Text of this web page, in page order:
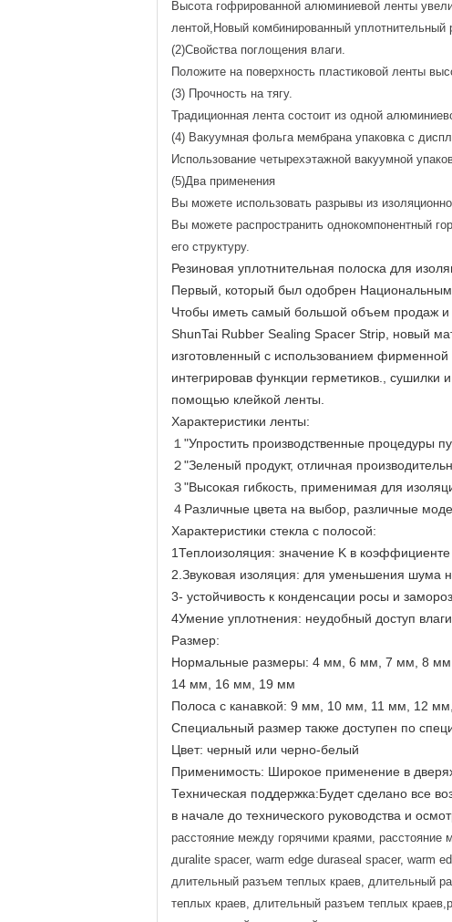
Высота гофрированной алюминиевой ленты
лентой,Новый комбинированный
(2)Свойства поглощения влаги.
Положите на поверхность пластиковой ленты
(3) Прочность на тягу.
Традиционная лента состоит из одной
(4) Вакуумная фольга мембрана упаковка с
Использование четырехэтажной вакуумной
(5)Два применения
Вы можете использовать разрывы из
Вы можете распространить однокомпонентный
его структуру.
Резиновая уплотнительная полоска для
Первый, который был одобрен Национальным
Чтобы иметь самый большой объем продаж и
ShunTai Rubber Sealing Spacer Strip, новый
изготовленный с использованием
интегрировав функции герметиков., сушилки
помощью клейкой ленты.
Характеристики ленты:
１"Упростить производственные процедуры
２"Зеленый продукт, отличная
３"Высокая гибкость, применимая для
４Различные цвета на выбор, различные
Характеристики стекла с полосой:
1Теплоизоляция: значение K в
2.Звуковая изоляция: для уменьшения шума
3- устойчивость к конденсации росы и
4Умение уплотнения: неудобный доступ
Размер:
Нормальные размеры: 4 мм, 6 мм, 7 мм, 8
14 мм, 16 мм, 19 мм
Полоса с канавкой: 9 мм, 10 мм, 11 мм, 12
Специальный размер также доступен по
Цвет: черный или черно-белый
Применимость: Широкое применение в
Техническая поддержка:Будет сделано все
в начале до технического руководства и
расстояние между горячими краями,
дuralite spacer, warm edge duraseal spacer, warm
длительный разъем теплых краев, длительный
теплых краев, длительный разъем теплых